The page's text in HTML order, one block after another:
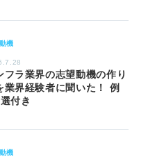
機
フラ業界の志望動機の作り
業界経験者に聞いた！ 例
付き
機